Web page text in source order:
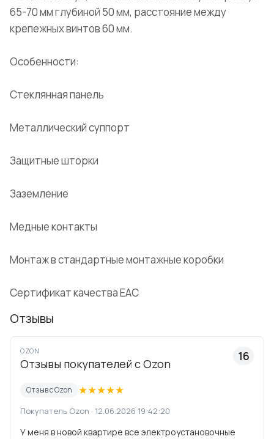
65-70 мм глубиной 50 мм, расстояние между
крепежных винтов 60 мм.
Особенности:
Стеклянная панель
Металлический суппорт
Защитные шторки
Заземление
Медные контакты
Монтаж в стандартные монтажные коробки
Сертификат качества EAC
Отзывы
OZON
Отзывы покупателей с Ozon
16
Отзыв с Ozon ★★★★★
Покупатель Ozon · 12.06.2026 19:42:20
У меня в новой квартире все электроустановочные